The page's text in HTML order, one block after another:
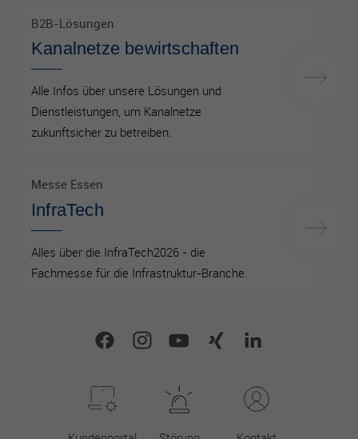
B2B-Lösungen
Kanalnetze bewirtschaften
Alle Infos über unsere Lösungen und
Dienstleistungen, um Kanalnetze
zukunftsicher zu betreiben.
Messe Essen
InfraTech
Alles über die InfraTech2026 - die
Fachmesse für die Infrastruktur-Branche.